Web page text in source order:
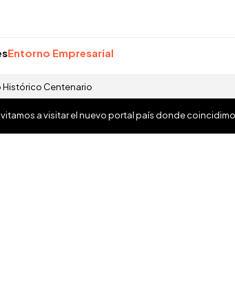
Entorno Empresarial
Histórico Centenario
a visitar el nuevo portal país donde